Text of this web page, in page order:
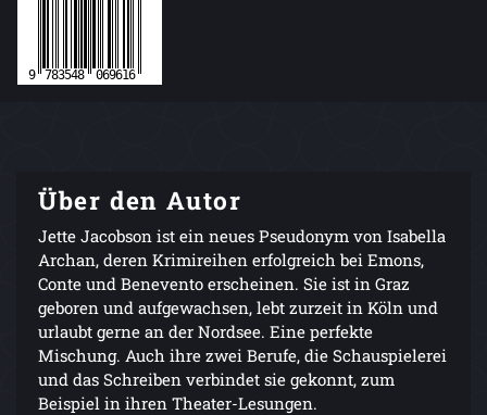
Über den Autor
Jette Jacobson ist ein neues Pseudonym von Isabella
Archan, deren Krimireihen erfolgreich bei Emons,
Conte und Benevento erscheinen. Sie ist in Graz
geboren und aufgewachsen, lebt zurzeit in Köln und
urlaubt gerne an der Nordsee. Eine perfekte
Mischung. Auch ihre zwei Berufe, die Schauspielerei
und das Schreiben verbindet sie gekonnt, zum
Beispiel in ihren Theater-Lesungen.